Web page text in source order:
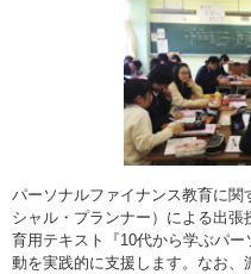
パーソナルファイナンス教育に
シャル・プランナー）による出
育用テキスト『10代から学ぶパ
動を実践的に支援します。なお、